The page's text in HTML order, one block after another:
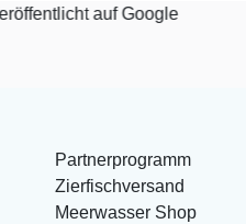
auf Google
Partnerprogramm
Zierfischversand
Meerwasser Shop